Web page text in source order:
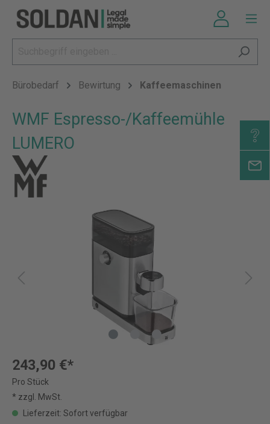
Bürobedarf Bewirtung Kaffeemaschinen
WMF Espresso-/Kaffeemühle
LUMERO
243,90 €*
Pro Stück
* zzgl. MwSt.
Lieferzeit: Sofort verfügbar